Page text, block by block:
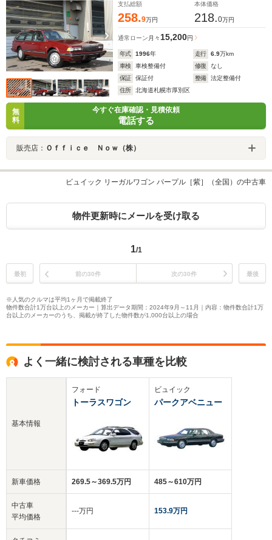
支払総額
258.9万円
本体価格
218.0万円
通常ローン 月々15,200円
年式 1996年 走行 6.9万km
車検
車検整備付 修復
なし
保証
保証付 整備
法定整備付
住所
北海道札幌市厚別区
無
料
今すぐ在庫確認・見積依頼
電話する
販売店： Ｏｆｆｉｃｅ Ｎｏｗ（株）
ビュイック リーガルワゴン パープル［紫］（全国）の中古車
物件更新時にメールを受け取る
1/1
最初 前の30件 次の30件 最後
※人気のクルマは平均1ヶ月で掲載終了
物件数合計1万台以上のメーカー｜算出データ期間：2024年9月～11月｜内容：物件数合計1万
台以上のメーカーのうち、掲載が終了した物件数が1,000台以上の場合
よく一緒に検討される車種を比較
基本情報
新車価格
中古車
平均価格
フォード
トーラスワゴン
269.5～369.5万円
‐‐‐万円
ビュイック
パークアベニュー
485～610万円
153.9万円